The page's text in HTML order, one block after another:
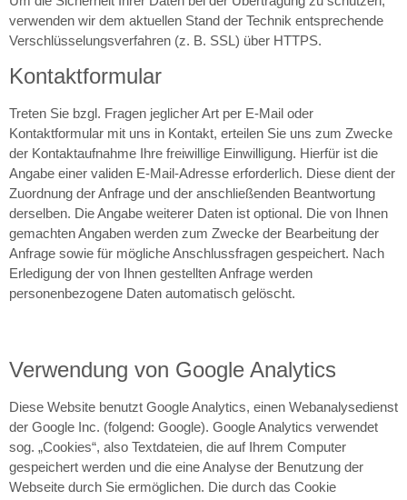
verwenden wir dem aktuellen Stand der Technik entsprechende
Verschlüsselungsverfahren (z. B. SSL) über HTTPS.
Kontaktformular
Treten Sie bzgl. Fragen jeglicher Art per E-Mail oder
Kontaktformular mit uns in Kontakt, erteilen Sie uns zum Zwecke
der Kontaktaufnahme Ihre freiwillige Einwilligung. Hierfür ist die
Angabe einer validen E-Mail-Adresse erforderlich. Diese dient der
Zuordnung der Anfrage und der anschließenden Beantwortung
derselben. Die Angabe weiterer Daten ist optional. Die von Ihnen
gemachten Angaben werden zum Zwecke der Bearbeitung der
Anfrage sowie für mögliche Anschlussfragen gespeichert. Nach
Erledigung der von Ihnen gestellten Anfrage werden
personenbezogene Daten automatisch gelöscht.
Verwendung von Google Analytics
Diese Website benutzt Google Analytics, einen Webanalysedienst
der Google Inc. (folgend: Google). Google Analytics verwendet
sog. „Cookies“, also Textdateien, die auf Ihrem Computer
gespeichert werden und die eine Analyse der Benutzung der
Webseite durch Sie ermöglichen. Die durch das Cookie